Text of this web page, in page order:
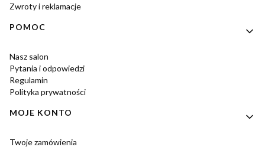
Zwroty i reklamacje
POMOC
Nasz salon
Pytania i odpowiedzi
Regulamin
Polityka prywatności
MOJE KONTO
Twoje zamówienia